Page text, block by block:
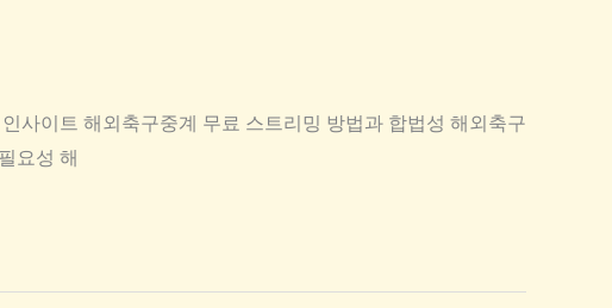
사이트 해외축구중계 무료 스트리밍 방법과 합법성 해외축구
요성 해